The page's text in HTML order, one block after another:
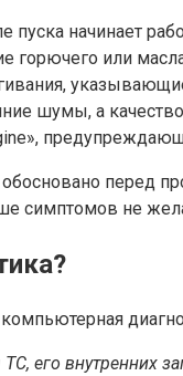
пуска начинает
горючего или
шумы, а
перед
не
его внутренних